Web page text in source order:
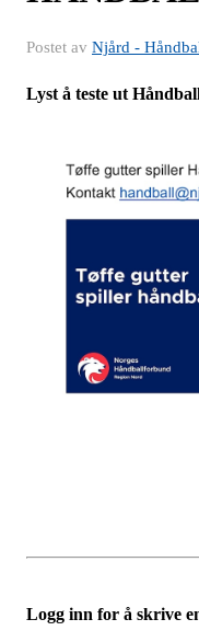
Postet av Njård -
Lyst å teste ut
Logg inn for å skrive